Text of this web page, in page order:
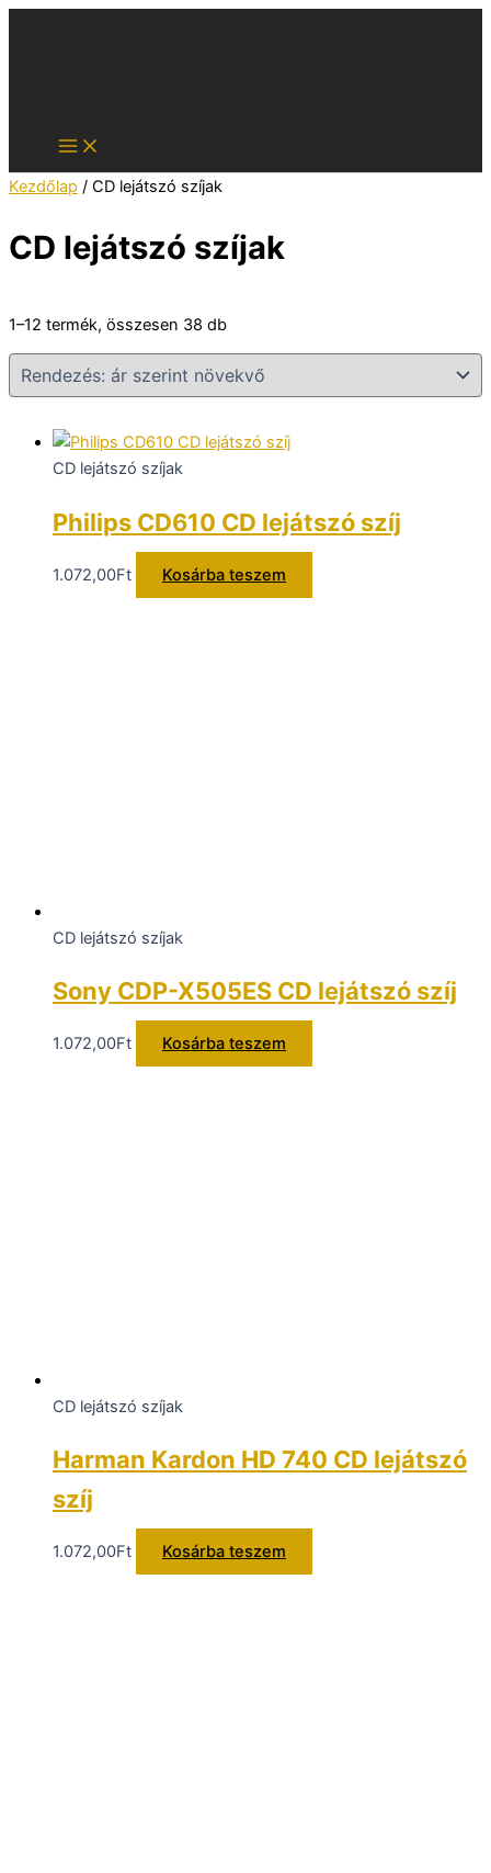
Kezdőlap / CD lejátszó szíjak
CD lejátszó szíjak
1–12 termék, összesen 38 dbSorted
by
price:
low
high
CD lejátszó szíjak
Philips CD610 CD lejátszó szíj
1.072,00Ft Kosárba teszem
CD lejátszó szíjak
Sony CDP-X505ES CD lejátszó szíj
1.072,00Ft Kosárba teszem
CD lejátszó szíjak
Harman Kardon HD 740 CD lejátszó
szíj
1.072,00Ft Kosárba teszem